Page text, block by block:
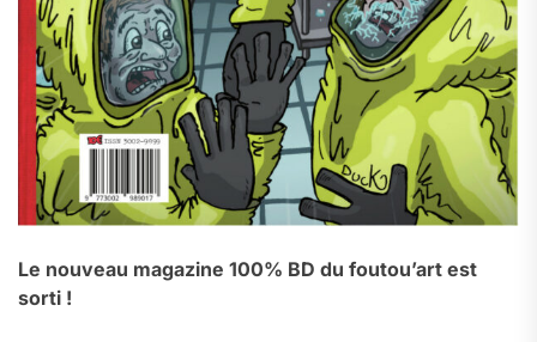
Le nouveau magazine 100% BD du foutou’art est
sorti !